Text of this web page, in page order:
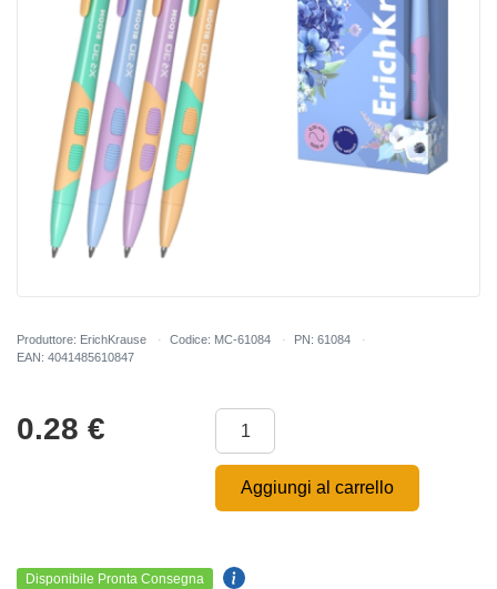
Produttore: ErichKrause Codice: MC-61084
PN: 61084
EAN: 4041485610847
0.28 €
Aggiungi al carrello
Disponibile Pronta Consegna